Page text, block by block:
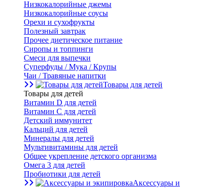
Низкокалорийные джемы
Низкокалорийные соусы
Орехи и сухофрукты
Полезный завтрак
Прочее диетическое питание
Сиропы и топпинги
Смеси для выпечки
Суперфуды / Мука / Крупы
Чаи / Травяные напитки
Товары для детей
Товары для детей
Витамин D для детей
Витамин С для детей
Детский иммунитет
Кальций для детей
Минералы для детей
Мультивитамины для детей
Общее укрепление детского организма
Омега 3 для детей
Пробиотики для детей
Аксессуары и